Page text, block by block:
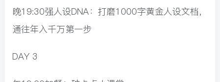
晚19:30强人设DNA：打磨1000字黄金人设文档，
通往年入千万第一步
DAY 3